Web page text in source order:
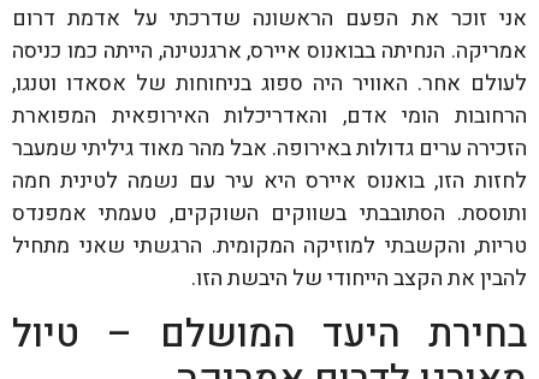
אני זוכר את הפעם הראשונה שדרכתי על אדמת דרום
אמריקה. הנחיתה בבואנוס איירס, ארגנטינה, הייתה כמו כניסה
לעולם אחר. האוויר היה ספוג בניחוחות של אסאדו וטנגו,
הרחובות הומי אדם, והאדריכלות האירופאית המפוארת
הזכירה ערים גדולות באירופה. אבל מהר מאוד גיליתי שמעבר
לחזות הזו, בואנוס איירס היא עיר עם נשמה לטינית חמה
ותוססת. הסתובבתי בשווקים השוקקים, טעמתי אמפנדס
טריות, והקשבתי למוזיקה המקומית. הרגשתי שאני מתחיל
להבין את הקצב הייחודי של היבשת הזו.
בחירת היעד המושלם – טיול